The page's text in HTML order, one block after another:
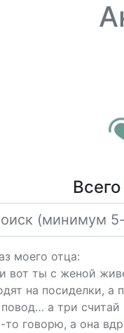
моего отца:
ты с женой
на посиделки, а
а три считай
говорю, а она